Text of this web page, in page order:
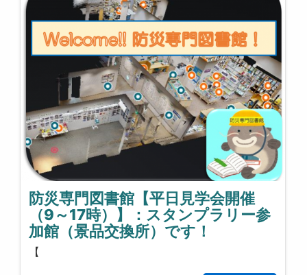
防災専門図書館【平日見学会開催
（9～17時）】：スタンプラリー参
加館（景品交換所）です！
【